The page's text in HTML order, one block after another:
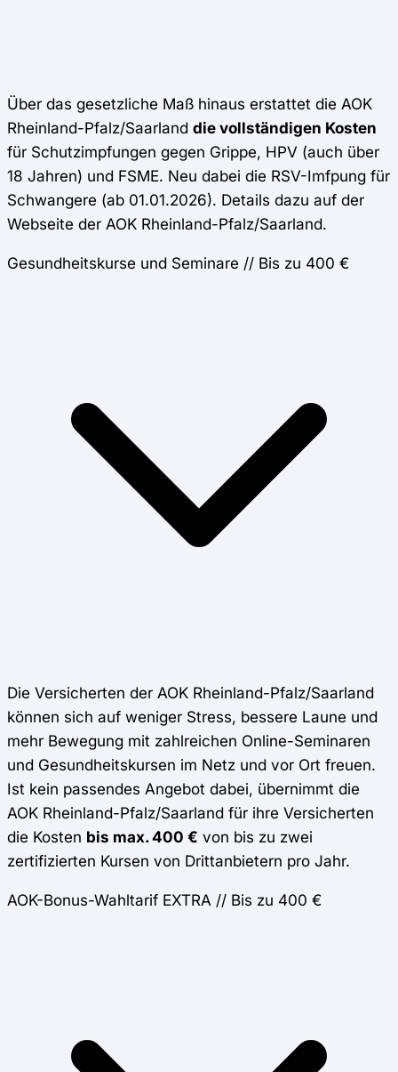
Über das gesetzliche Maß hinaus erstattet die AOK
Rheinland-Pfalz/Saarland die vollständigen Kosten
für Schutzimpfungen gegen Grippe, HPV (auch über
18 Jahren) und FSME. Neu dabei die RSV-Imfpung für
Schwangere (ab 01.01.2026). Details dazu auf der
Webseite der AOK Rheinland-Pfalz/Saarland.
Gesundheitskurse und Seminare // Bis zu 400 €
Die Versicherten der AOK Rheinland-Pfalz/Saarland
können sich auf weniger Stress, bessere Laune und
mehr Bewegung mit zahlreichen Online-Seminaren
und Gesundheitskursen im Netz und vor Ort freuen.
Ist kein passendes Angebot dabei, übernimmt die
AOK Rheinland-Pfalz/Saarland für ihre Versicherten
die Kosten bis max. 400 € von bis zu zwei
zertifizierten Kursen von Drittanbietern pro Jahr.
AOK-Bonus-Wahltarif EXTRA // Bis zu 400 €